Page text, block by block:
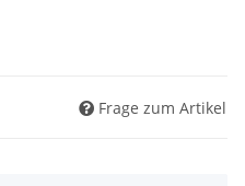
Frage zum Artikel